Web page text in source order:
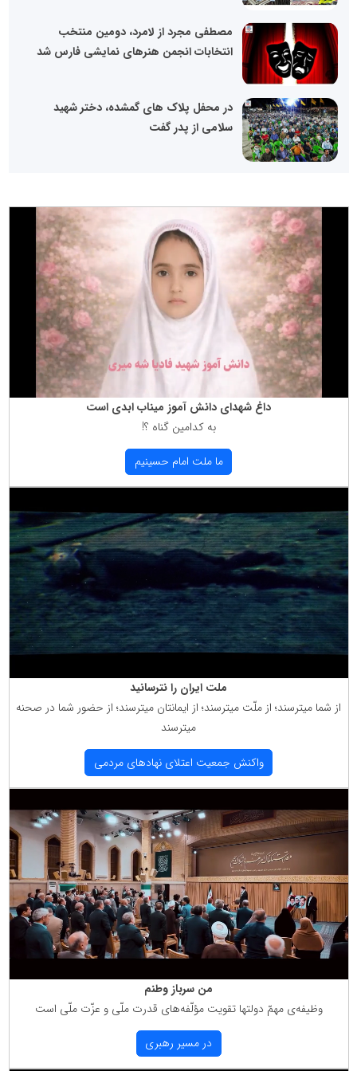
مصطفی مجرد از لامرد، دومین منتخب
انتخابات انجمن هنرهای نمایشی فارس شد
در محفل پلاک های گمشده، دختر شهید
سلامی از پدر گفت
داغ شهدای دانش آموز میناب ابدی است
به كدامین گناه ؟!
ما ملت امام حسینیم
ملت ایران را نترسانید
از شما میترسند؛ از ملّت میترسند؛ از ایمانتان میترسند؛ از حضور شما در صحنه
میترسند
واكنش جمعیت اعتلای نهادهای مردمی
من سرباز وطنم
وظیفه‌ی مهمّ دولتها تقویت مؤلّفه‌های قدرت ملّی و عزّت ملّی است
در مسیر رهبری